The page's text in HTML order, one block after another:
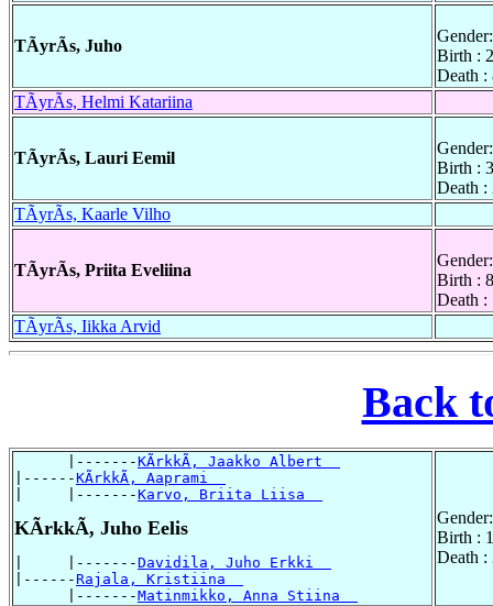
TÃyrÃs, Juho
Birth :
Death :
TÃyrÃs, Helmi Katariina
TÃyrÃs, Lauri Eemil
Birth :
Death :
TÃyrÃs, Kaarle Vilho
TÃyrÃs, Priita Eveliina
Birth :
Death :
TÃyrÃs, Iikka Arvid
Back
      |-------
KÃrkkÃ, Jaakko Albert
|------KÃrkkÃ, Aaprami
|     |-------Karvo, Briita Liisa
KÃrkkÃ, Juho Eelis
|     |-------Davidila, Juho Erkki
|------Rajala, Kristiina
      |-------
Matinmikko, Anna Stiina
Birth :
Death :